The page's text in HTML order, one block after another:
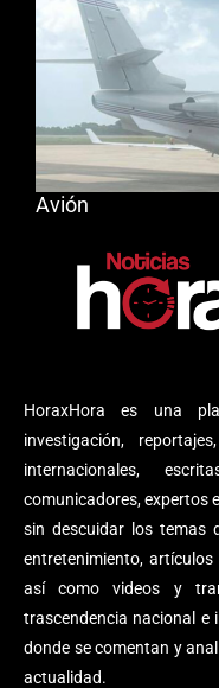
HoraxHora es una
investigación,
internacionales,
comunicadores, expertos
sin descuidar los temas
entretenimiento,
así como videos y
trascendencia nacional e
donde se comentan y
actualidad.
Avión